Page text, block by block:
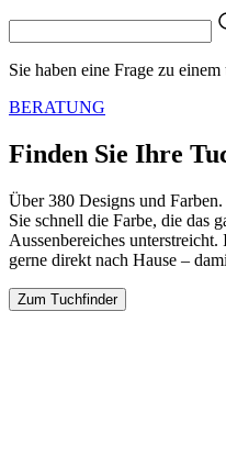
Sie haben eine Frage zu
BERATUNG
Finden Sie Ihre
Über 380 Designs und
Sie schnell die Farbe, die das
Aussenbereiches
gerne direkt nach Hause –
Zum Tuchfinder